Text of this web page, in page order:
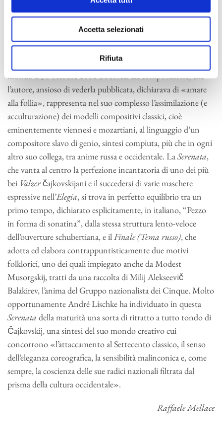
Accetta selezionati
Rifiuta
primo tema non ammonirà a godere d’una vita fin troppo
breve.
Il concerto si conclude sull’invenzione tematica
schiettamente russa del Finale della popolarissimaSerenata
(1880) che Čajkovskij sottopose al giudizio del
mondo il 30 ottobre 1881 a Mosca. La composizione, che
l’autore, ansioso di vederla pubblicata, dichiarava di «amare
alla follia», rappresenta nel suo complesso l’assimilazione (e
acculturazione) dei modelli compositivi classici, cioè
eminentemente viennesi e mozartiani, al linguaggio d’un
compositore slavo di genio, sintesi compiuta, più che in ogni
altro suo collega, tra anime russa e occidentale. LaSerenata,
che vanta al centro la perfezione incantatoria di uno dei più
bei Valzerčajkovskijani e il succedersi di varie maschere
espressive nell’Elegia, si trova in perfetto equilibrio tra un
primo tempo, dichiarato esplicitamente, in italiano, “Pezzo
in forma di sonatina”, dalla stessa struttura lento-veloce
dell’ouverture schubertiana, e ilFinale(Tema russo), che
adotta ed elabora contrappuntisticamente due motivi
folklorici, uno dei quali impiegato anche da Modest
Musorgskij, tratti da una raccolta di Milij Alekseevič
Balakirev, l’anima del Gruppo nazionalista dei Cinque. Molto
opportunamente André Lischke ha individuato in questa
Serenata della maturità una sorta di ritratto a tutto tondo di
Čajkovskij, una sintesi del suo mondo creativo cui
concorrono «l’attaccamento al Settecento classico, il senso
dell’eleganza coreografica, la sensibilità malinconica e, come
sempre, la coscienza delle sue radici nazionali filtrata dal
prisma della cultura occidentale».
Raffaele Mellace